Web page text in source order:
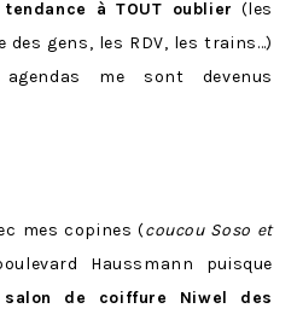
à TOUT oublier (les
gens, les RDV, les trains…)
me sont devenus
mes copines (coucou Soso et
Haussmann puisque
salon de coiffure Niwel des